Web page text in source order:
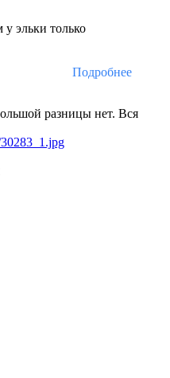
эльки только
Подробнее
разницы нет. Вся